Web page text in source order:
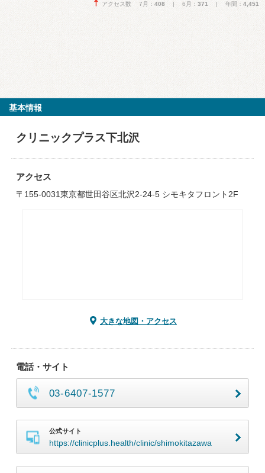
アクセス数 7月： 408 | 6月： 371 | 年間： 4,451
基本情報
クリニックプラス下北沢
アクセス
〒155-0031東京都世田谷区北沢2-24-5 シモキタフロント2F
大きな地図・アクセス
電話・サイト
03-6407-1577
公式サイト
https://clinicplus.health/clinic/shimokitazawa